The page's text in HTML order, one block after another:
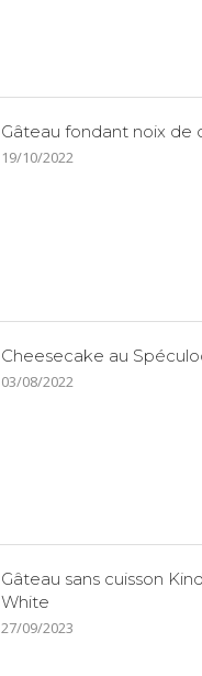
Gâteau fondant noix de
19/10/2022
Cheesecake au
03/08/2022
Gâteau sans cuisson
White
27/09/2023